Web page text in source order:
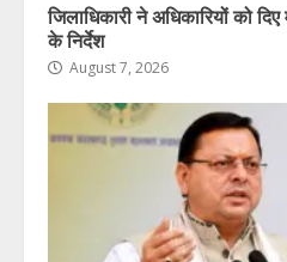
जिलाधिकारी ने अधिकारियों को
के निर्देश
August 7, 2026